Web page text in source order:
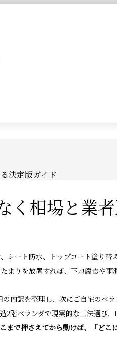
決定版ガイド
く相場と業
シート防水、トップコート塗り替
まりを放置すれば、下地腐食や
内訳を整理し、次にご自宅のベ
階ベランダで現実的な工法選び
まで押さえてから動けば、「どこ